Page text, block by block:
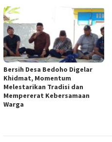
Bersih Desa Bedoho Digelar
Khidmat, Momentum
Melestarikan Tradisi dan
Mempererat Kebersamaan
Warga